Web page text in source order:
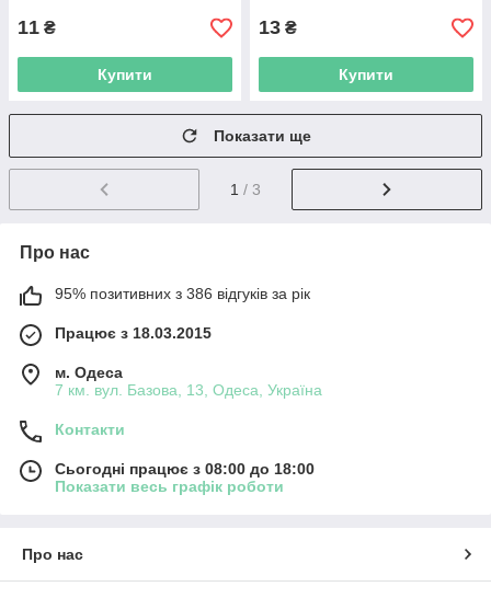
11 ₴
Купити
13 ₴
Купити
Показати ще
1 / 3
Про нас
95% позитивних з 386 відгуків за рік
Працює з 18.03.2015
м. Одеса
7 км. вул. Базова, 13, Одеса, Україна
Контакти
Сьогодні працює з 08:00 до 18:00
Показати весь графік роботи
Про нас